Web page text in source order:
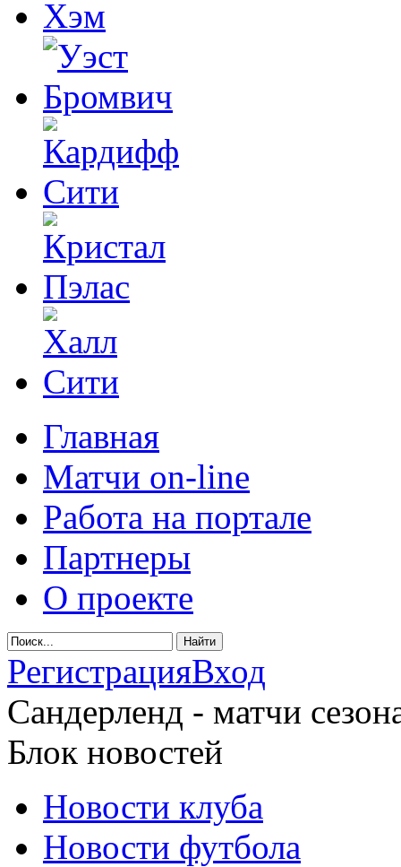
Главная
Матчи on-line
Работа на портале
Партнеры
О проекте
РегистрацияВход
Сандерленд - матчи
Блок новостей
Новости клуба
Новости футбола